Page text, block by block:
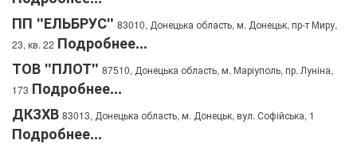
ПП "ЕЛЬБРУС" 83010, Донецька область, м. Донецьк, пр-т Миру,
23, кв. 22 Подробнее...
ТОВ "ПЛОТ" 87510, Донецька область, м. Маріуполь, пр. Луніна,
173 Подробнее...
ДКЗХВ 83013, Донецька область, м. Донецьк, вул. Софійська, 1
Подробнее...